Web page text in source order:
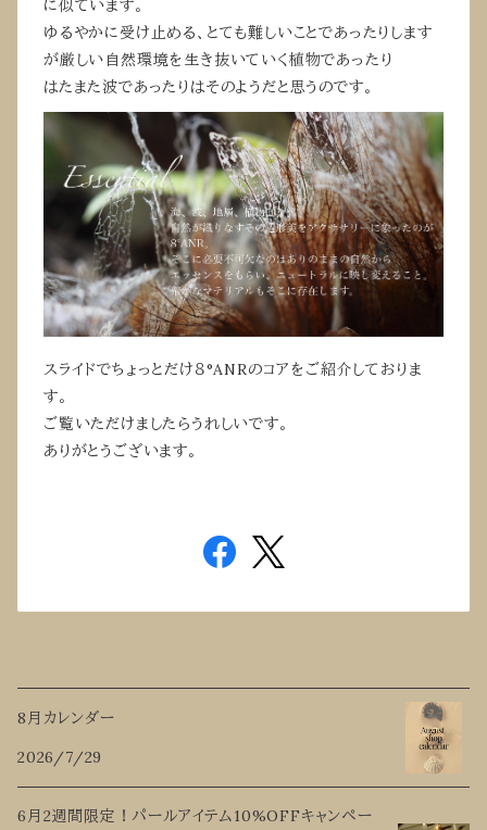
に似ています。
ゆるやかに受け止める、とても難しいことであったりします
が厳しい自然環境を生き抜いていく植物であったり
はたまた波であったりはそのようだと思うのです。
スライドでちょっとだけ８°ANRのコアをご紹介しておりま
す。
ご覧いただけましたらうれしいです。
ありがとうございます。
8月カレンダー
2026/7/29
6月2週間限定！パールアイテム10%OFFキャンペー